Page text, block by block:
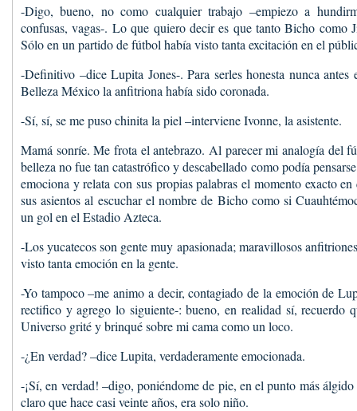
-Digo, bueno, no como cualquier trabajo –empiezo a
confusas, vagas-. Lo que quiero decir es que tanto Bicho como
Sólo en un partido de fútbol había visto tanta excitación en el
-Definitivo –dice Lupita Jones-. Para serles honesta nunca antes
Belleza México la anfitriona había sido coronada.
-Sí, sí, se me puso chinita la piel –interviene Ivonne, la asistente.
Mamá sonríe. Me frota el antebrazo. Al parecer mi analogía del
belleza no fue tan catastrófico y descabellado como podía
emociona y relata con sus propias palabras el momento exacto
sus asientos al escuchar el nombre de Bicho como si
un gol en el Estadio Azteca.
-Los yucatecos son gente muy apasionada; maravillosos
visto tanta emoción en la gente.
-Yo tampoco –me animo a decir, contagiado de la emoción de
rectifico y agrego lo siguiente-: bueno, en realidad sí, recuerdo
Universo grité y brinqué sobre mi cama como un loco.
-¿En verdad? –dice Lupita, verdaderamente emocionada.
-¡Sí, en verdad! –digo, poniéndome de pie, en el punto más
claro que hace casi veinte años, era solo niño.